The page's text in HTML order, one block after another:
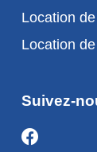
Location
Location
Suivez-